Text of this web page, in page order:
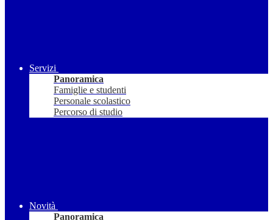
Servizi
Panoramica
Famiglie e studenti
Personale scolastico
Percorso di studio
Novità
Panoramica